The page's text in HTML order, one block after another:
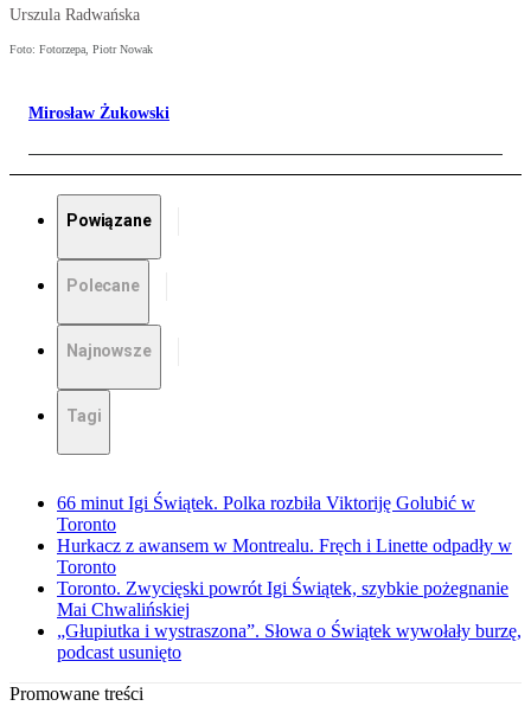
Urszula Radwańska
Foto: Fotorzepa, Piotr Nowak
Mirosław Żukowski
Powiązane
Polecane
Najnowsze
Tagi
66 minut Igi Świątek. Polka rozbiła Viktoriję Golubić w
Toronto
Hurkacz z awansem w Montrealu. Fręch i Linette odpadły w
Toronto
Toronto. Zwycięski powrót Igi Świątek, szybkie pożegnanie
Mai Chwalińskiej
„Głupiutka i wystraszona”. Słowa o Świątek wywołały burzę,
podcast usunięto
Promowane treści